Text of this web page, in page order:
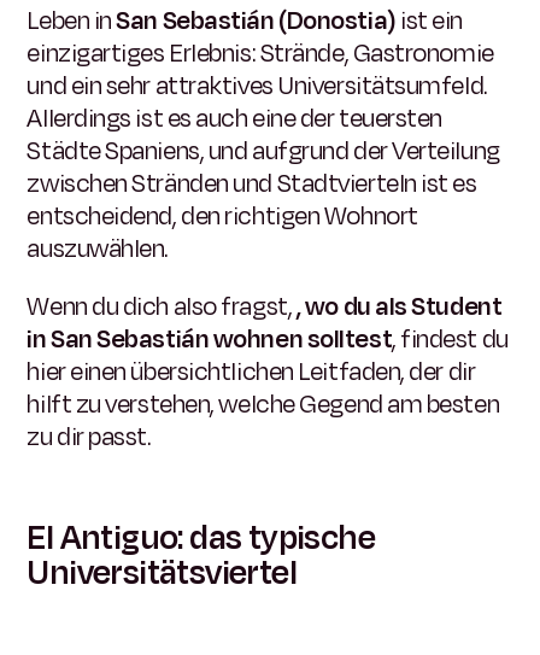
Leben inSan Sebastián (Donostia) ist ein
einzigartiges Erlebnis: Strände, Gastronomie
und ein sehr attraktives Universitätsumfeld.
Allerdings ist es auch eine der teuersten
Städte Spaniens, und aufgrund der Verteilung
zwischen Stränden und Stadtvierteln ist es
entscheidend, den richtigen Wohnort
auszuwählen.
Wenn du dich also fragst,, wo du als Student
in San Sebastián wohnen solltest, findest du
hier einen übersichtlichen Leitfaden, der dir
hilft zu verstehen, welche Gegend am besten
zu dir passt.
El Antiguo: das typische
Universitätsviertel